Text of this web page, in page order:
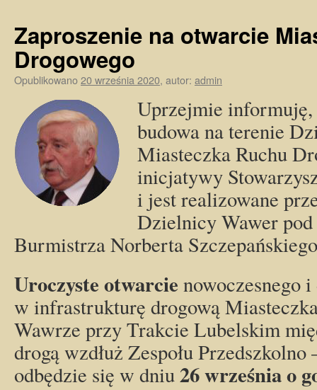
Zaproszenie na otwarcie
Drogowego
Opublikowano20 września 2020, autor: admin
Uprzejmie informuję,
budowa na terenie
Miasteczka Ruchu
inicjatywy
i jest realizowane
Dzielnicy Wawer
Burmistrza Norberta
Uroczyste otwarcie nowoczesnego
w infrastrukturę drogową
Wawrze przy Trakcie Lubelskim
drogą wzdłuż Zespołu Przedszkolno
odbędzie się w dniu26 września o